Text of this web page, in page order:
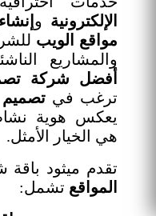
الإلكترونية و
مواقع الويب
والمشاريع
أفضل شركة
ترغب فيتصميم
يعكس هوية
هي الخيار الأمثل.
تقدم ميثود
المواقع تشمل: